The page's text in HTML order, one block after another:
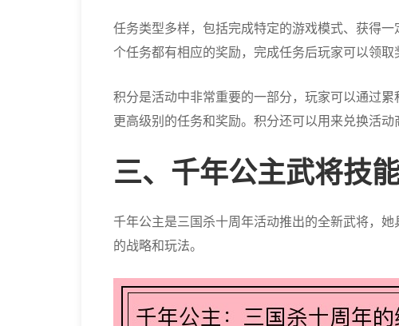
任务类型多样，包括完成特定的游戏模式、获得
个任务都有相应的奖励，完成任务后玩家可以领取
积分是活动中非常重要的一部分，玩家可以通过
更高级别的任务和奖励。积分还可以用来兑换活动
三、千年公主武将技
千年公主是三国杀十周年活动推出的全新武将，
的战略和玩法。